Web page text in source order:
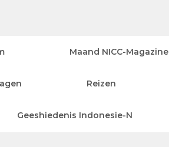
Maand NICC-Magazine
Reizen
Geeshiedenis Indonesie-N